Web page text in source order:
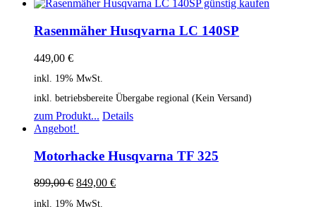
Rasenmäher Husqvarna LC 140SP
449,00 €
inkl. 19% MwSt.
inkl. betriebsbereite Übergabe regional (Kein Versand)
zum Produkt... Details
Angebot!
Motorhacke Husqvarna TF 325
899,00€ 849,00 €
inkl. 19% MwSt.